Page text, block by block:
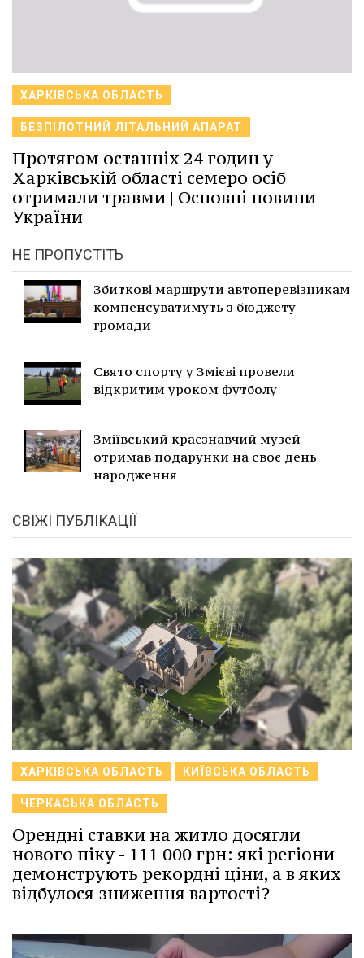
ХАРКІВСЬКА ОБЛАСТЬ
БЕЗПІЛОТНИЙ ЛІТАЛЬНИЙ АПАРАТ
Протягом останніх 24 годин у
Харківській області семеро осіб
отримали травми | Основні новини
України
НЕ ПРОПУСТІТЬ
Збиткові маршрути автоперевізникам
компенсуватимуть з бюджету
громади
Свято спорту у Змієві провели
відкритим уроком футболу
Зміївський краєзнавчий музей
отримав подарунки на своє день
народження
СВІЖІ ПУБЛІКАЦІЇ
ХАРКІВСЬКА ОБЛАСТЬ КИЇВСЬКА ОБЛАСТЬ
ЧЕРКАСЬКА ОБЛАСТЬ
Орендні ставки на житло досягли
нового піку - 111 000 грн: які регіони
демонструють рекордні ціни, а в яких
відбулося зниження вартості?